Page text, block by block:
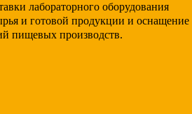
лабораторного оборудования
и готовой продукции и оснащение
пищевых производств.